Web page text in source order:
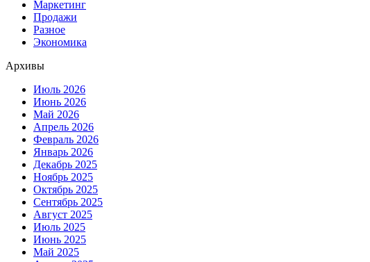
Маркетинг
Продажи
Разное
Экономика
Архивы
Июль 2026
Июнь 2026
Май 2026
Апрель 2026
Февраль 2026
Январь 2026
Декабрь 2025
Ноябрь 2025
Октябрь 2025
Сентябрь 2025
Август 2025
Июль 2025
Июнь 2025
Май 2025